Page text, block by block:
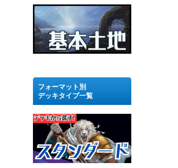
フォーマット別
デッキタイプ一覧